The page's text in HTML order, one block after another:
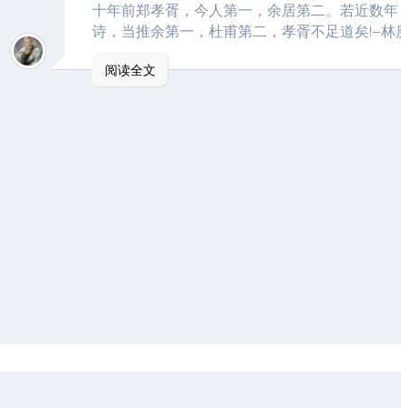
十年前郑孝胥，今人第一，余居第二。若近数
诗，当推余第一，杜甫第二，孝胥不足道矣!–林
阅读全文